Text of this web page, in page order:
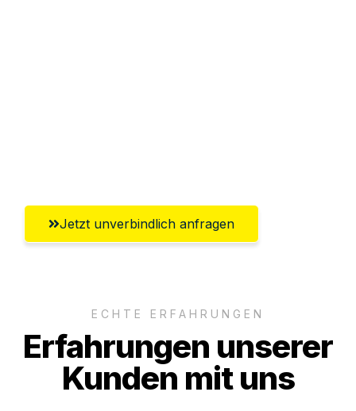
Jetzt unverbindlich anfragen
ECHTE ERFAHRUNGEN
Erfahrungen unserer
Kunden mit uns